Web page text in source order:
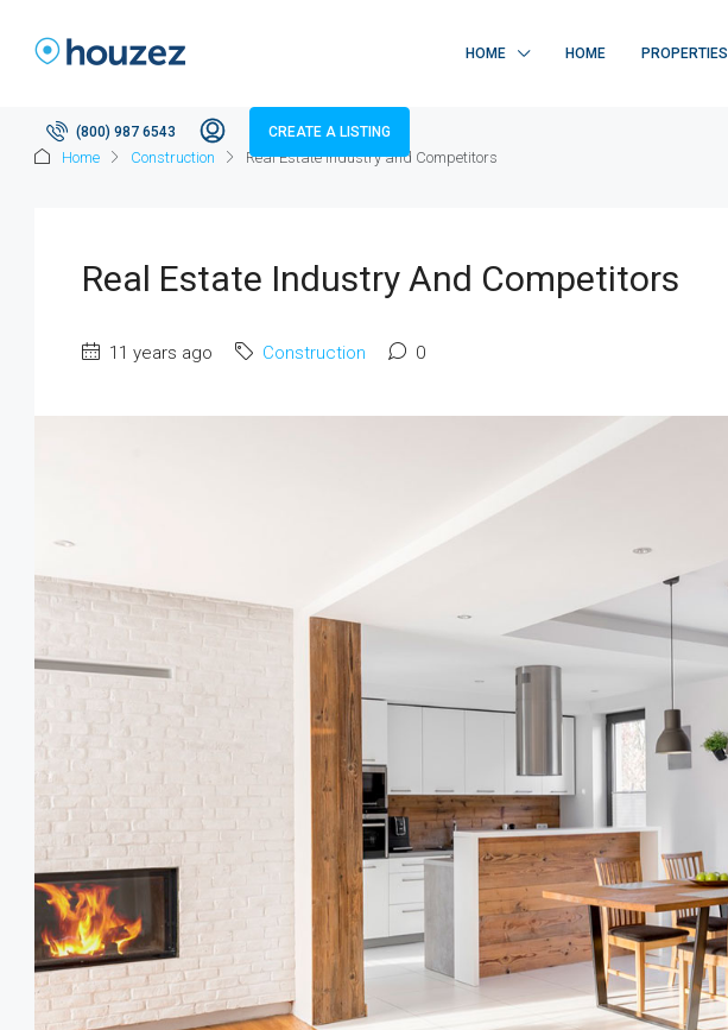
HOME HOME PROPERTIES
(800) 987 6543 CREATE A LISTING
Home Construction Real Estate Industry and Competitors
Real Estate Industry And Competitors
11 years ago Construction 0